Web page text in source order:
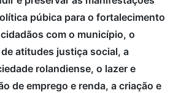
púbica para o fortalecimento
com o município, o
atitudes justiça social, a
rolandiense, o lazer e
de emprego e renda, a criação e